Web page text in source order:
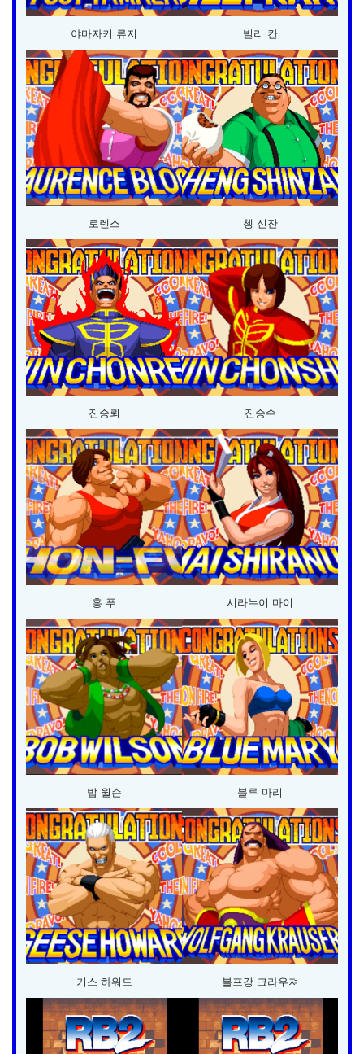
야마자키 류지 빌리 칸
로렌스 쳉 신잔
진승뢰 진승수
홍 푸 시라누이 마이
밥 윌슨 블루 마리
기스 하워드 볼프강 크라우져